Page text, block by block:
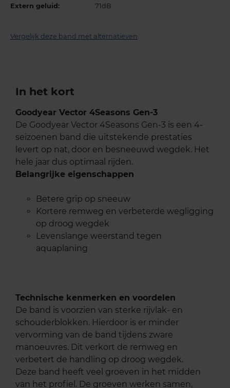
Extern geluid: 71dB
Vergelijk deze band met alternatieven
In het kort
Goodyear Vector 4Seasons Gen-3
De Goodyear Vector 4Seasons Gen-3 is een 4-
seizoenen band die uitstekende prestaties
levert op nat, door en besneeuwd wegdek. Het
hele jaar dus optimaal rijden.
Belangrijke eigenschappen
Betere grip op sneeuw
Kortere remweg en verbeterde wegligging
op droog wegdek
Levenslange weerstand tegen
aquaplaning
Technische kenmerken en voordelen
De band is voorzien van sterke rijvlak- en
schouderblokken. Hierdoor is er minder
vervorming van de band tijdens zware
manoeuvres. Dit verkort de remweg en
verbetert de handling op droog wegdek.
Deze band heeft veel groeven in het midden
van het profiel. De groeven werken samen,